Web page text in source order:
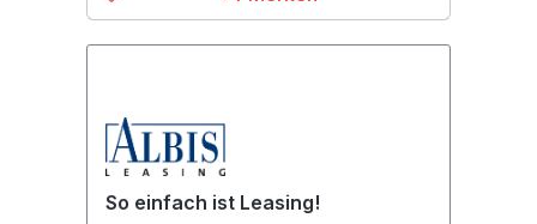
So einfach ist Leasing!